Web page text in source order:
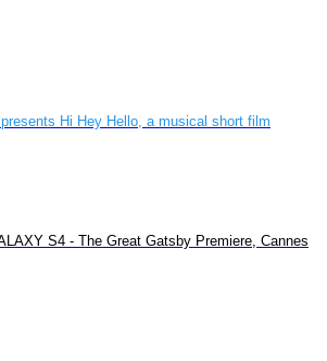
Hi Hey Hello, a musical short film
S4 - The Great Gatsby Premiere, Cannes